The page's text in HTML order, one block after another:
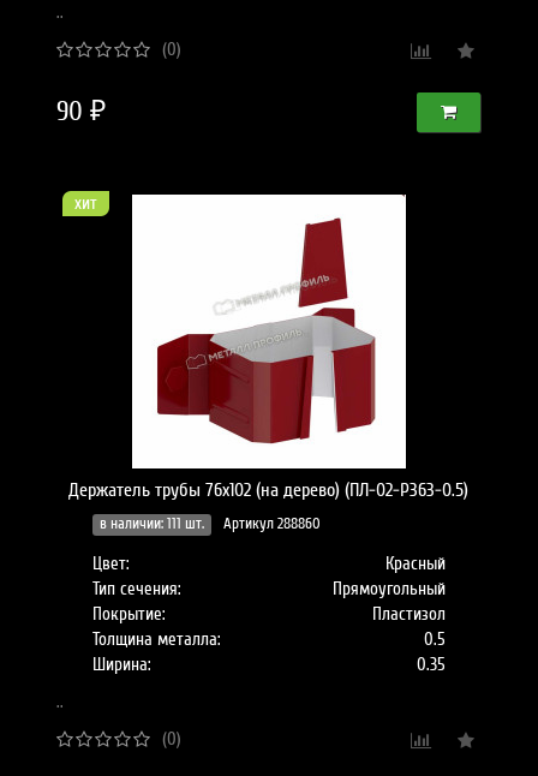
..
(0)
90 ₽
хит
Держатель трубы 76х102 (на дерево) (ПЛ-02-Р363-0.5)
в наличии: 111 шт. Артикул 288860
Цвет:
Красный
Тип сечения:
Прямоугольный
Покрытие:
Пластизол
Толщина металла:
0.5
Ширина:
0.35
..
(0)